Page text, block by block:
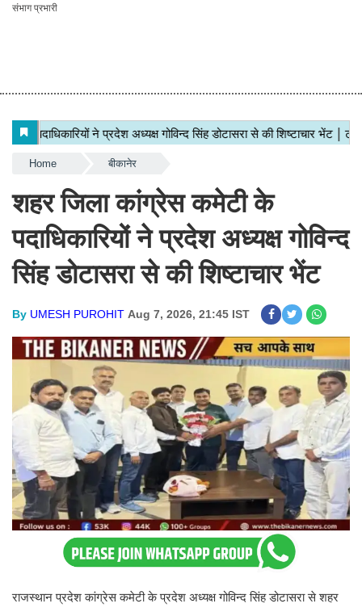
संभाग प्रभारी
Home बीकानेर
शहर जिला कांग्रेस कमेटी के
पदाधिकारियों ने प्रदेश अध्यक्ष गोविन्द
सिंह डोटासरा से की शिष्टाचार भेंट
By UMESH PUROHIT Aug 7, 2026, 21:45 IST
राजस्थान प्रदेश कांग्रेस कमेटी के प्रदेश अध्यक्ष गोविन्द सिंह डोटासरा से शहर